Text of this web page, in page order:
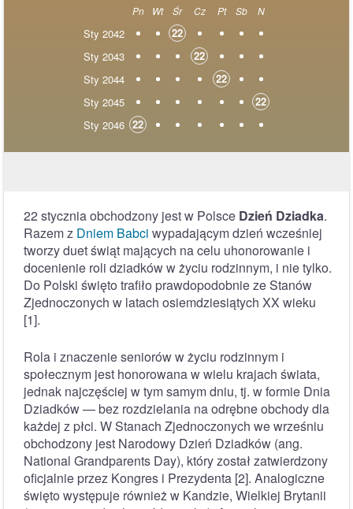
Pn Wt Śr Cz Pt Sb N
Sty 2042
22
Sty 2043
22
Sty 2044
22
Sty 2045
22
Sty 2046 22
22 stycznia obchodzony jest w Polsce Dzień Dziadka.
Razem z Dniem Babci wypadającym dzień wcześniej
tworzy duet świąt mających na celu uhonorowanie i
docenienie roli dziadków w życiu rodzinnym, i nie tylko.
Do Polski święto trafiło prawdopodobnie ze Stanów
Zjednoczonych w latach osiemdziesiątych XX wieku
[1].
Rola i znaczenie seniorów w życiu rodzinnym i
społecznym jest honorowana w wielu krajach świata,
jednak najczęściej w tym samym dniu, tj. w formie Dnia
Dziadków — bez rozdzielania na odrębne obchody dla
każdej z płci. W Stanach Zjednoczonych we wrześniu
obchodzony jest Narodowy Dzień Dziadków (ang.
National Grandparents Day), który został zatwierdzony
oficjalnie przez Kongres i Prezydenta [2]. Analogiczne
święto występuje również w Kandzie, Wielkiej Brytanii